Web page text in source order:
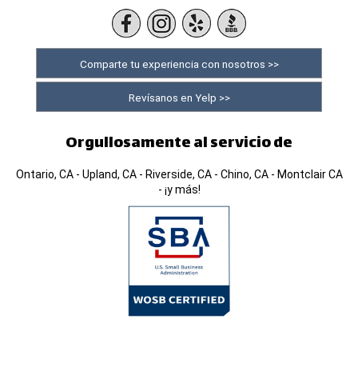
Comparte tu experiencia con nosotros >>
Revísanos en Yelp >>
Orgullosamente al servicio de
Ontario, CA - Upland, CA - Riverside, CA - Chino, CA - Montclair CA
- ¡y más!